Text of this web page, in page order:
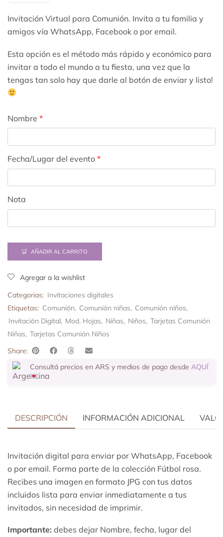
Invitación Virtual para Comunión. Invita a tu familia y
amigos vía WhatsApp, Facebook o por email.
Esta opción es el método más rápido y económico para
invitar a todo el mundo a tu fiesta, una vez que la
tengas tan solo hay que darle al botón de enviar y listo!
Nombre *
Fecha/Lugar del evento *
Nota
AÑADIR AL CARRITO
Agregar a la wishlist
Categorias: Invitaciones digitales
Etiquetas: Comunión, Comunión niñas, Comunión niños,
Invitación Digital, Mod. Hojas, Niñas, Niños, Tarjetas Comunión
Niñas, Tarjetas Comunión Niños
Share:
Consultá precios en ARS y medios de pago desde AQUÍ
DESCRIPCIÓN INFORMACIÓN ADICIONAL
Invitación digital para enviar por WhatsApp, Facebook
o por email. Forma parte de la colección Fútbol rosa.
Recibes una imagen en formato JPG con tus datos
incluidos lista para enviar inmediatamente a tus
invitados, sin necesidad de imprimir.
Importante: debes dejar Nombre, fecha, lugar del